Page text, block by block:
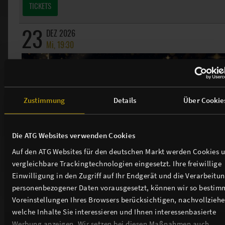
Zustimmung Details Über
Die ATG Websites verwenden Cookies
Auf den ATG Websites für den deutschen Markt werden Cookies
vergleichbare Trackingtechnologien eingesetzt. Ihre freiwillige
Einwilligung in den Zugriff auf Ihr Endgerät und die
personenbezogener Daten vorausgesetzt, können wir so
Voreinstellungen Ihres Browsers berücksichtigen,
welche Inhalte Sie interessieren und Ihnen interessenbasierte
TICKETS
23 DEZ 2026
Mi, 19:30
Der Geist der Weihnacht
TICKETS